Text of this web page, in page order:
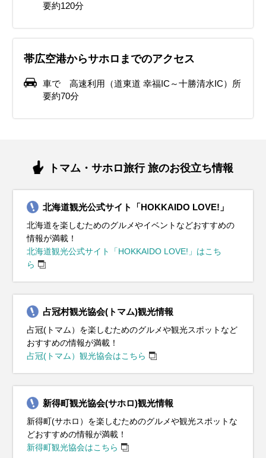
要約120分
帯広空港からサホロまでのアクセス
車で 高速利用（道東道 幸福IC～十勝清水IC）所
要約70分
トマム・サホロ旅行 旅のお役立ち情報
北海道観光公式サイト「HOKKAIDO LOVE!」
北海道を楽しむためのグルメやイベントなどおすすめの
情報が満載！
北海道観光公式サイト「HOKKAIDO LOVE!」はこち
ら
占冠村観光協会(トマム)観光情報
占冠(トマム）を楽しむためのグルメや観光スポットなど
おすすめの情報が満載！
占冠(トマム）観光協会はこちら
新得町観光協会(サホロ)観光情報
新得町(サホロ）を楽しむためのグルメや観光スポットな
どおすすめの情報が満載！
新得町観光協会はこちら